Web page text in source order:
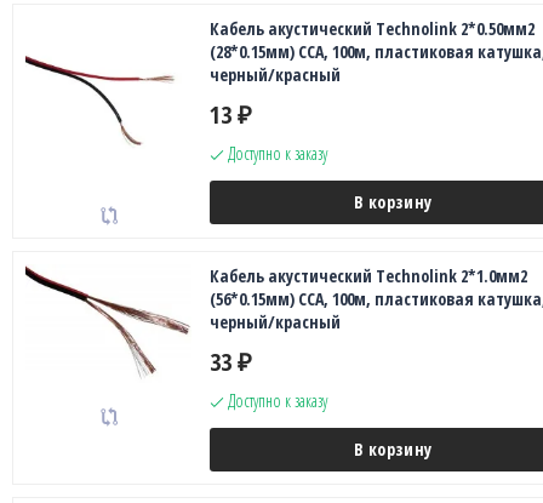
Кабель акустический Technolink 2*0.50мм2
(28*0.15мм) CCA, 100м, пластиковая
черный/красный
13 ₽
Доступно к заказу
В корзину
Кабель акустический Technolink 2*1.0мм2
(56*0.15мм) CCA, 100м, пластиковая
черный/красный
33 ₽
Доступно к заказу
В корзину